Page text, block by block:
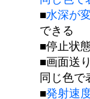
■水深が
できる
■停止状
■画面送
同じ色で
■発射速